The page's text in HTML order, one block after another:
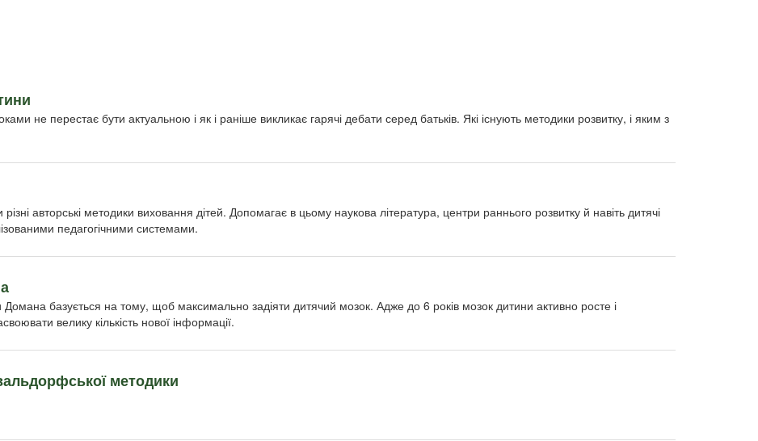
не перестає бути актуальною і як і раніше викликає гарячі дебати серед батьків. Які існують методики розвитку, і яким з
авторські методики виховання дітей. Допомагає в цьому наукова література, центри раннього розвитку й навіть дитячі
педагогічними системами.
базується на тому, щоб максимально задіяти дитячий мозок. Адже до 6 років мозок дитини активно росте і
велику кількість нової інформації.
методики